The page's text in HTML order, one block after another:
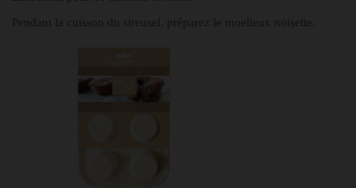
Pendant la cuisson du streusel, préparez le moelleux noisette.